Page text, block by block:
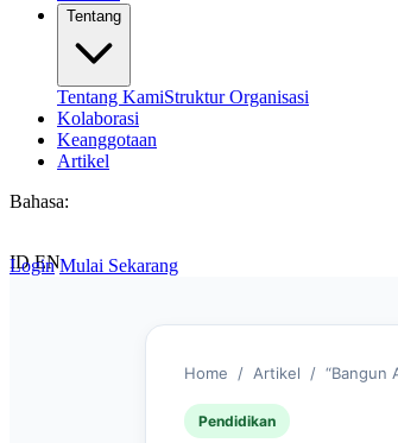
Tentang
Tentang KamiStruktur Organisasi
Kolaborasi
Keanggotaan
Artikel
Bahasa:
ID EN
Login Mulai Sekarang
Home / Artikel / “Bangun
Pendidikan